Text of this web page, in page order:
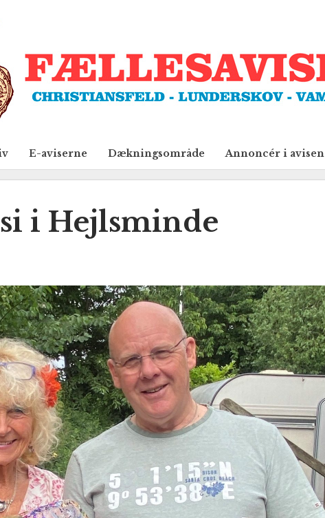
E-aviserne Dækningsområde Annoncér i avisen
i Hejlsminde